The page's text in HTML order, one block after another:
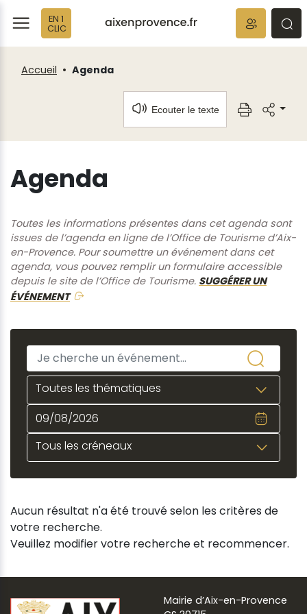
EN 1
CLIC
Accueil Agenda
Ecouter le texte
Agenda
Toutes les informations présentes dans cet agenda sont
issues de l’agenda en ligne de l’Office de Tourisme d’Aix-
en-Provence. Pour soumettre un événement dans cet
agenda, vous pouvez remplir un formulaire accessible
depuis le site de l’Office de Tourisme. SUGGÉRER UN
ÉVÉNEMENT
Toutes les thématiques
Tous les créneaux
Aucun résultat n'a été trouvé selon les critères de
votre recherche.
Veuillez modifier votre recherche et recommencer.
Mairie d’Aix-en-Provence
Fenêtre
de
chat
Panneau de gestion des cookies